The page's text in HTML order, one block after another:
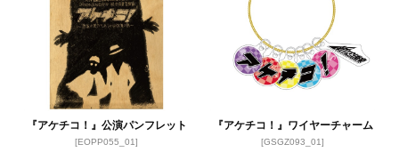
『アケチコ！』公演パンフレット
[EOPP055_01]
『アケチコ！』ワイヤーチャーム
[GSGZ093_01]